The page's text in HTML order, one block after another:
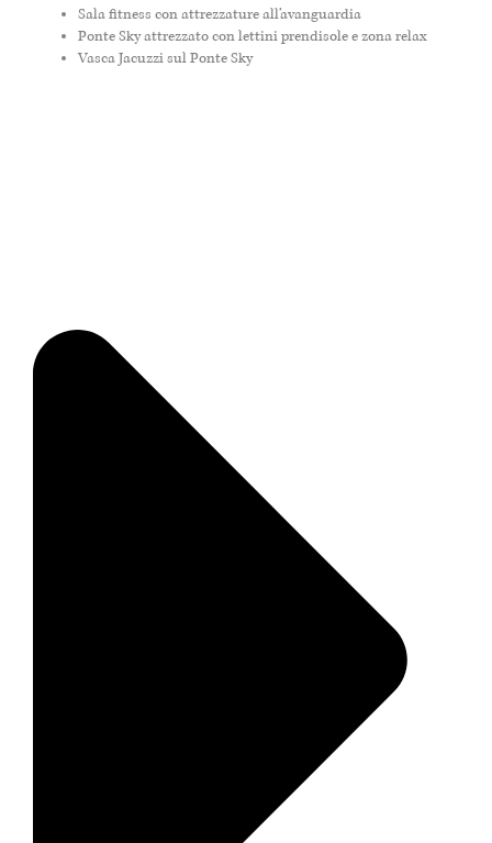
Sala fitness con attrezzature all’avanguardia
Ponte Sky attrezzato con lettini prendisole e zona relax
Vasca Jacuzzi sul Ponte Sky